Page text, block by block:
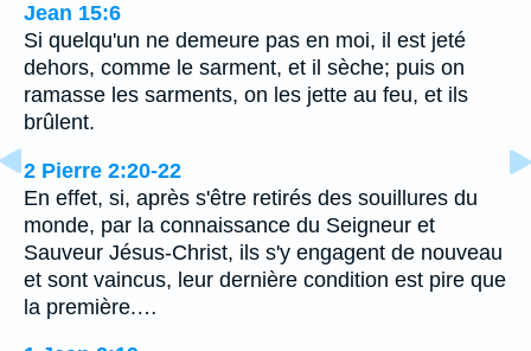
Jean 15:6
Si quelqu'un ne demeure pas en moi, il est jeté
dehors, comme le sarment, et il sèche; puis on
ramasse les sarments, on les jette au feu, et ils
brûlent.
2 Pierre 2:20-22
En effet, si, après s'être retirés des souillures du
monde, par la connaissance du Seigneur et
Sauveur Jésus-Christ, ils s'y engagent de nouveau
et sont vaincus, leur dernière condition est pire que
la première.…